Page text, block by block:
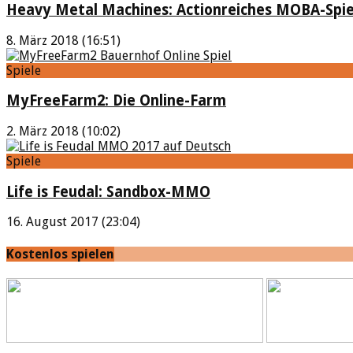
Heavy Metal Machines: Actionreiches MOBA-
8. März 2018 (16:51)
Spiele
MyFreeFarm2: Die Online-Farm
2. März 2018 (10:02)
Spiele
Life is Feudal: Sandbox-MMO
16. August 2017 (23:04)
Kostenlos spielen